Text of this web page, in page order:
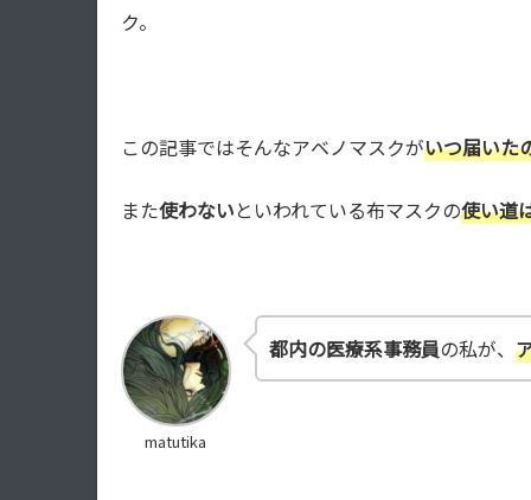
ク。
この記事ではそんなアベノマスクがいつ届いた
また使わないといわれている布マスクの使い道
matutika
都内の医療系事務員の私が、